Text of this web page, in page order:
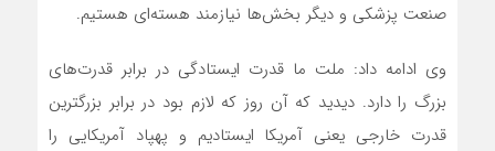
صنعت پزشکی و دیگر بخش‌ها نیازمند هسته‌ای هستیم.
وی ادامه داد: ملت ما قدرت ایستادگی در برابر قدرت‌های
بزرگ را دارد. دیدید که آن روز که لازم بود در برابر بزرگترین
قدرت خارجی یعنی آمریکا ایستادیم و پهپاد آمریکایی را